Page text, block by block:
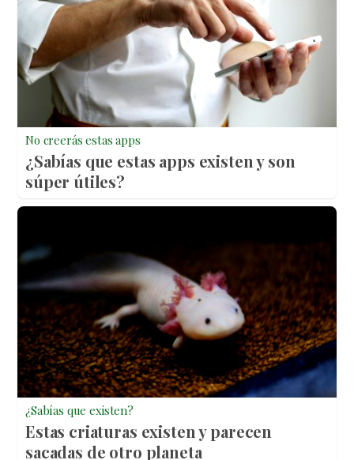
No creerás estas apps
¿Sabías que estas apps existen y son
súper útiles?
¿Sabías que existen?
Estas criaturas existen y parecen
sacadas de otro planeta